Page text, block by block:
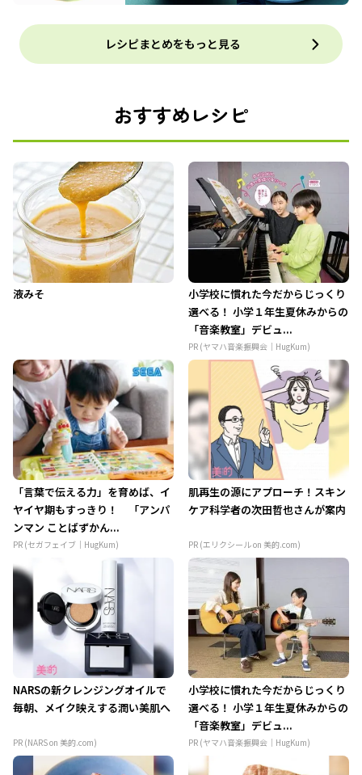
レシピまとめをもっと見る
おすすめレシピ
液みそ
小学校に慣れた今だからじっくり
選べる！ 小学１年生夏休みからの
「音楽教室」デビュ...
PR (ヤマハ音楽振興会｜HugKum)
「言葉で伝える力」を育めば、イ
ヤイヤ期もすっきり！ 「アンパ
ンマン ことばずかん...
PR (セガフェイブ｜HugKum)
肌再生の源にアプローチ！スキン
ケア科学者の次田哲也さんが案内
PR (エリクシール on 美的.com)
NARSの新クレンジングオイルで
毎朝、メイク映えする潤い美肌へ
PR (NARS on 美的.com)
小学校に慣れた今だからじっくり
選べる！ 小学１年生夏休みからの
「音楽教室」デビュ...
PR (ヤマハ音楽振興会｜HugKum)